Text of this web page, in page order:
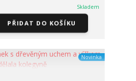
Skladem
PŘIDAT DO KOŠÍKU
Novinka